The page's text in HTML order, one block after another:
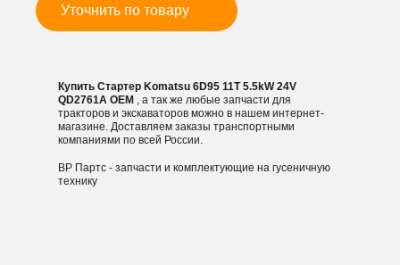
Уточнить по товару
Купить Стартер Komatsu 6D95 11T 5.5kW 24V
QD2761A OEM , а так же любые запчасти для
тракторов и экскаваторов можно в нашем интернет-
магазине. Доставляем заказы транспортными
компаниями по всей России.
ВР Партс - запчасти и комплектующие на гусеничную
технику